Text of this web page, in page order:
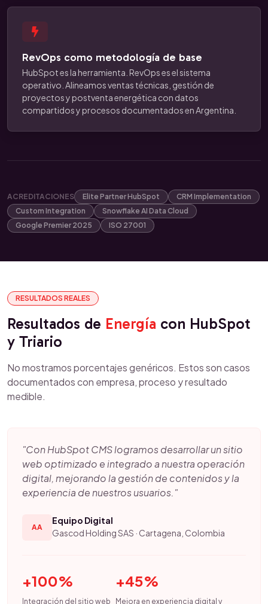
RevOps como metodología de base
HubSpot es la herramienta. RevOps es el sistema
operativo. Alineamos ventas técnicas, gestión de
proyectos y postventa energética con datos
compartidos y procesos documentados en Argentina.
ACREDITACIONES Elite Partner HubSpot
CRM Implementation
Custom Integration
Snowflake AI Data Cloud
Google Premier 2025
ISO 27001
RESULTADOS REALES
Resultados de Energía con HubSpot
y Triario
No mostramos porcentajes genéricos. Estos son casos
documentados con empresa, proceso y resultado
medible.
"Con HubSpot CMS logramos desarrollar un sitio
web optimizado e integrado a nuestra operación
digital, mejorando la gestión de contenidos y la
experiencia de nuestros usuarios."
AA
Equipo Digital
Gascod Holding SAS · Cartagena, Colombia
+100%
Integración del sitio web
+45%
Mejora en experiencia digital y